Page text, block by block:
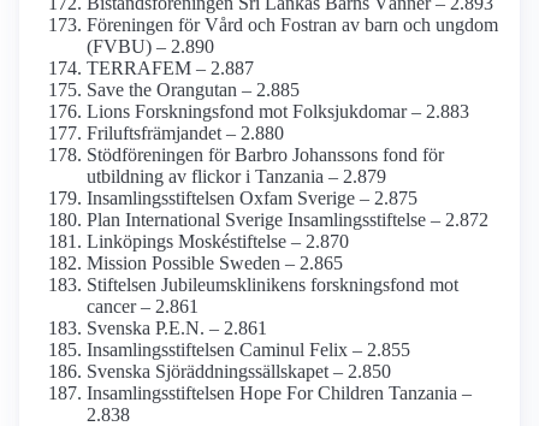
Föreningen för Vård och Fostran av barn och ungdom
(FVBU) – 2.890
TERRAFEM – 2.887
Save the Orangutan – 2.885
Lions Forsknings­fond mot Folksjukdomar – 2.883
Frilufts­främjandet – 2.880
Stödföreningen för Barbro Johanssons fond för
utbildning av flickor i Tanzania – 2.879
Insamlings­stiftelsen Oxfam Sverige – 2.875
Plan International Sverige Insamlings­stiftelse – 2.872
Linköpings Moskéstiftelse – 2.870
Mission Possible Sweden – 2.865
Stiftelsen Jubileums­klinikens forsknings­fond mot
cancer – 2.861
Svenska P.E.N. – 2.861
Insamlings­stiftelsen Caminul Felix – 2.855
Svenska Sjöräddnings­sällskapet – 2.850
Insamlings­stiftelsen Hope For Children Tanzania –
2.838